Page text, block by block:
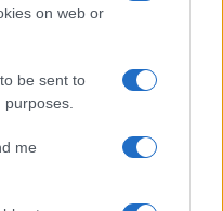
on web or
be sent to
me